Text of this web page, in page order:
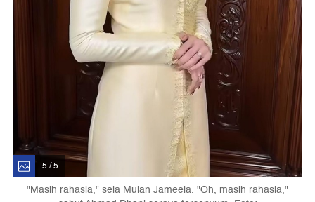
5 / 5
"Masih rahasia," sela Mulan Jameela. "Oh, masih rahasia,"